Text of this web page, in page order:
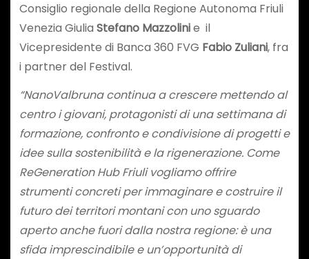
Consiglio regionale della Regione Autonoma Friuli
Venezia Giulia Stefano Mazzolinie il
Vicepresidente di Banca 360 FVG Fabio Zuliani, fra
i partner del Festival.
“NanoValbruna continua a crescere mettendo al
centro i giovani, protagonisti di una settimana di
formazione, confronto e condivisione di progetti e
idee sulla sostenibilità e la rigenerazione. Come
ReGeneration Hub Friuli vogliamo offrire
strumenti concreti per immaginare e costruire il
futuro dei territori montani con uno sguardo
aperto anche fuori dalla nostra regione: è una
sfida imprescindibile e un’opportunità di